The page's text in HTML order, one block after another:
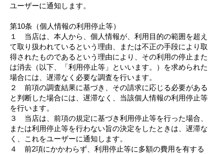
ユーザーに通知します。
第10条（個人情報の利用停止等）
１ 当店は、本人から、個人情報が、利用目的の範囲を超え
て取り扱われているという理由、または不正の手段により取
得されたものであるという理由により、その利用の停止また
は消去（以下、「利用停止等」といいます。）を求められた
場合には、遅滞なく必要な調査を行います。
２ 前項の調査結果に基づき、その請求に応じる必要がある
と判断した場合には、遅滞なく、当該個人情報の利用停止等
を行います。
３ 当店は、前項の規定に基づき利用停止等を行った場合、
または利用停止等を行わない旨の決定をしたときは、遅滞な
く、これをユーザーに通知します。
４ 前2項にかかわらず、利用停止等に多額の費用を有する